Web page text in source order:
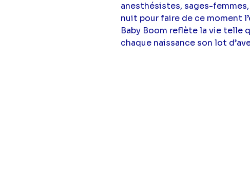
anesthésistes, sages-
nuit pour faire de ce moment
Baby Boom reflète la vie telle
chaque naissance son lot